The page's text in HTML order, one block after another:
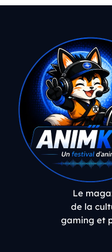
Le
de la
gaming et